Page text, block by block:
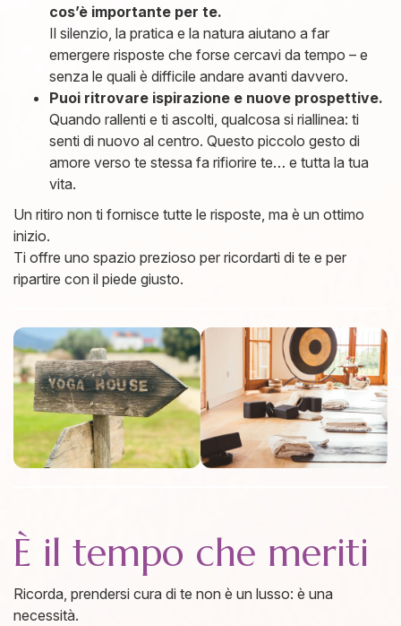
cos’è importante per te.
Il silenzio, la pratica e la natura aiutano a far
emergere risposte che forse cercavi da tempo – e
senza le quali è difficile andare avanti davvero.
Puoi ritrovare ispirazione e nuove prospettive.
Quando rallenti e ti ascolti, qualcosa si riallinea: ti
senti di nuovo al centro. Questo piccolo gesto di
amore verso te stessa fa rifiorire te… e tutta la tua
vita.
Un ritiro non ti fornisce tutte le risposte, ma è un ottimo
inizio.
Ti offre uno spazio prezioso per ricordarti di te e per
ripartire con il piede giusto.
È il tempo che meriti
Ricorda, prendersi cura di te non è un lusso: è una
necessità.